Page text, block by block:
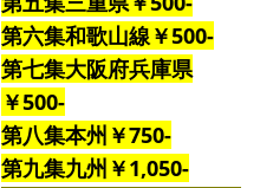
第六集和歌山線￥500-
第七集大阪府兵庫県
￥500-
第八集本州￥750-
第九集九州￥1,050-